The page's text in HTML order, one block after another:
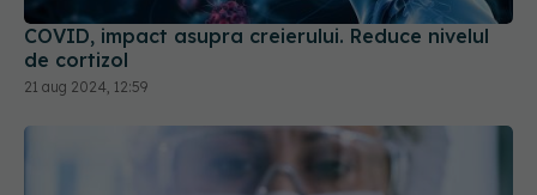
21 aug 2024, 12:59